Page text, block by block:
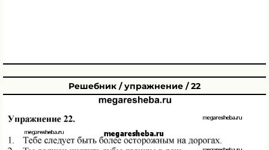
Решебник / упражнение / 22